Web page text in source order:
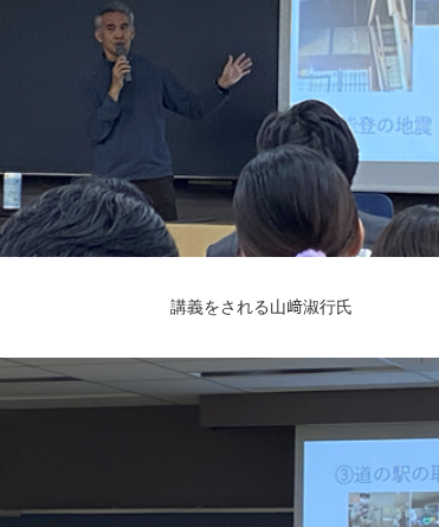
講義をされる山﨑淑行氏